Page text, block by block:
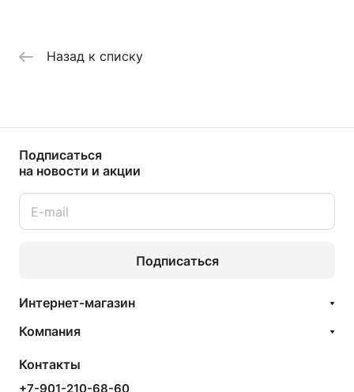
Назад к списку
Подписаться
на новости и акции
Подписаться
Интернет-магазин
Компания
Контакты
+7-901-210-68-60